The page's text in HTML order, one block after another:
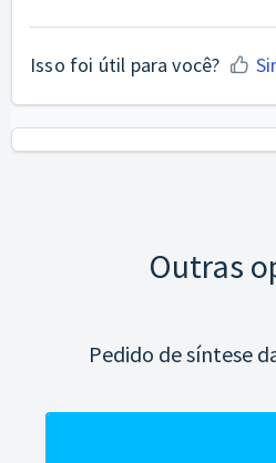
Isso foi útil para você?
Outras
Pedido de síntese